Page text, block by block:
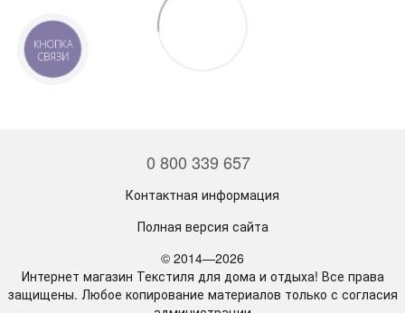
0 800 339 657
Контактная информация
Полная версия сайта
© 2014—2026
Интернет магазин Текстиля для дома и отдыха! Все права
защищены. Любое копирование материалов только с согласия
КНОПКА
СВЯЗИ